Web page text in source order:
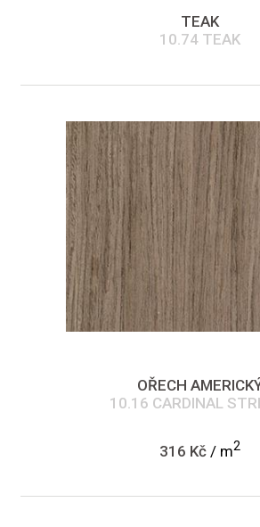
TEAK
10.74 TEAK
OŘECH
10.16 CARDINAL
316 Kč/ m2